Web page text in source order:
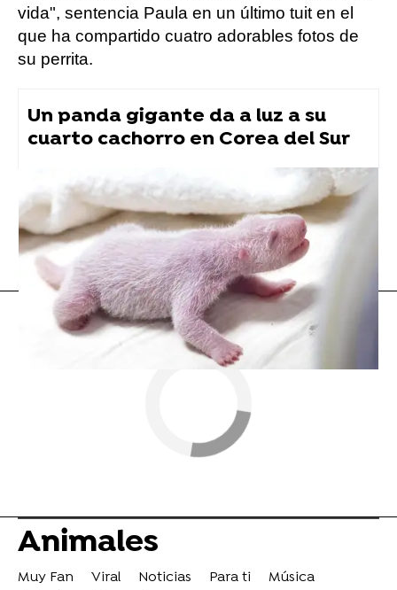
vida", sentencia Paula en un último tuit en el
que ha compartido cuatro adorables fotos de
su perrita.
Un panda gigante da a luz a su
cuarto cachorro en Corea del Sur
Flooxer Now » Animales
perros
Animales
Muy Fan Viral Noticias Para ti
Música